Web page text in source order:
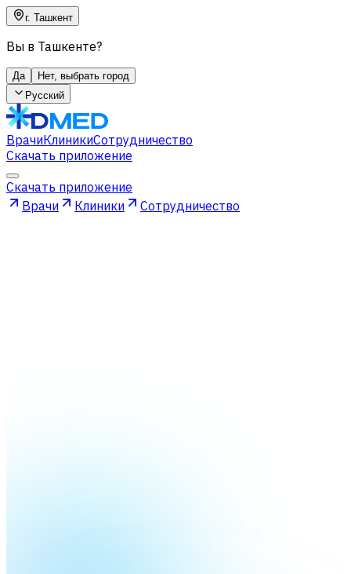
г. Ташкент
Вы в Ташкенте?
Да
Нет, выбрать город
Русский
ВрачиКлиникиСотрудничество
Скачать приложение
Скачать приложение
Врачи
Клиники Сотрудничество